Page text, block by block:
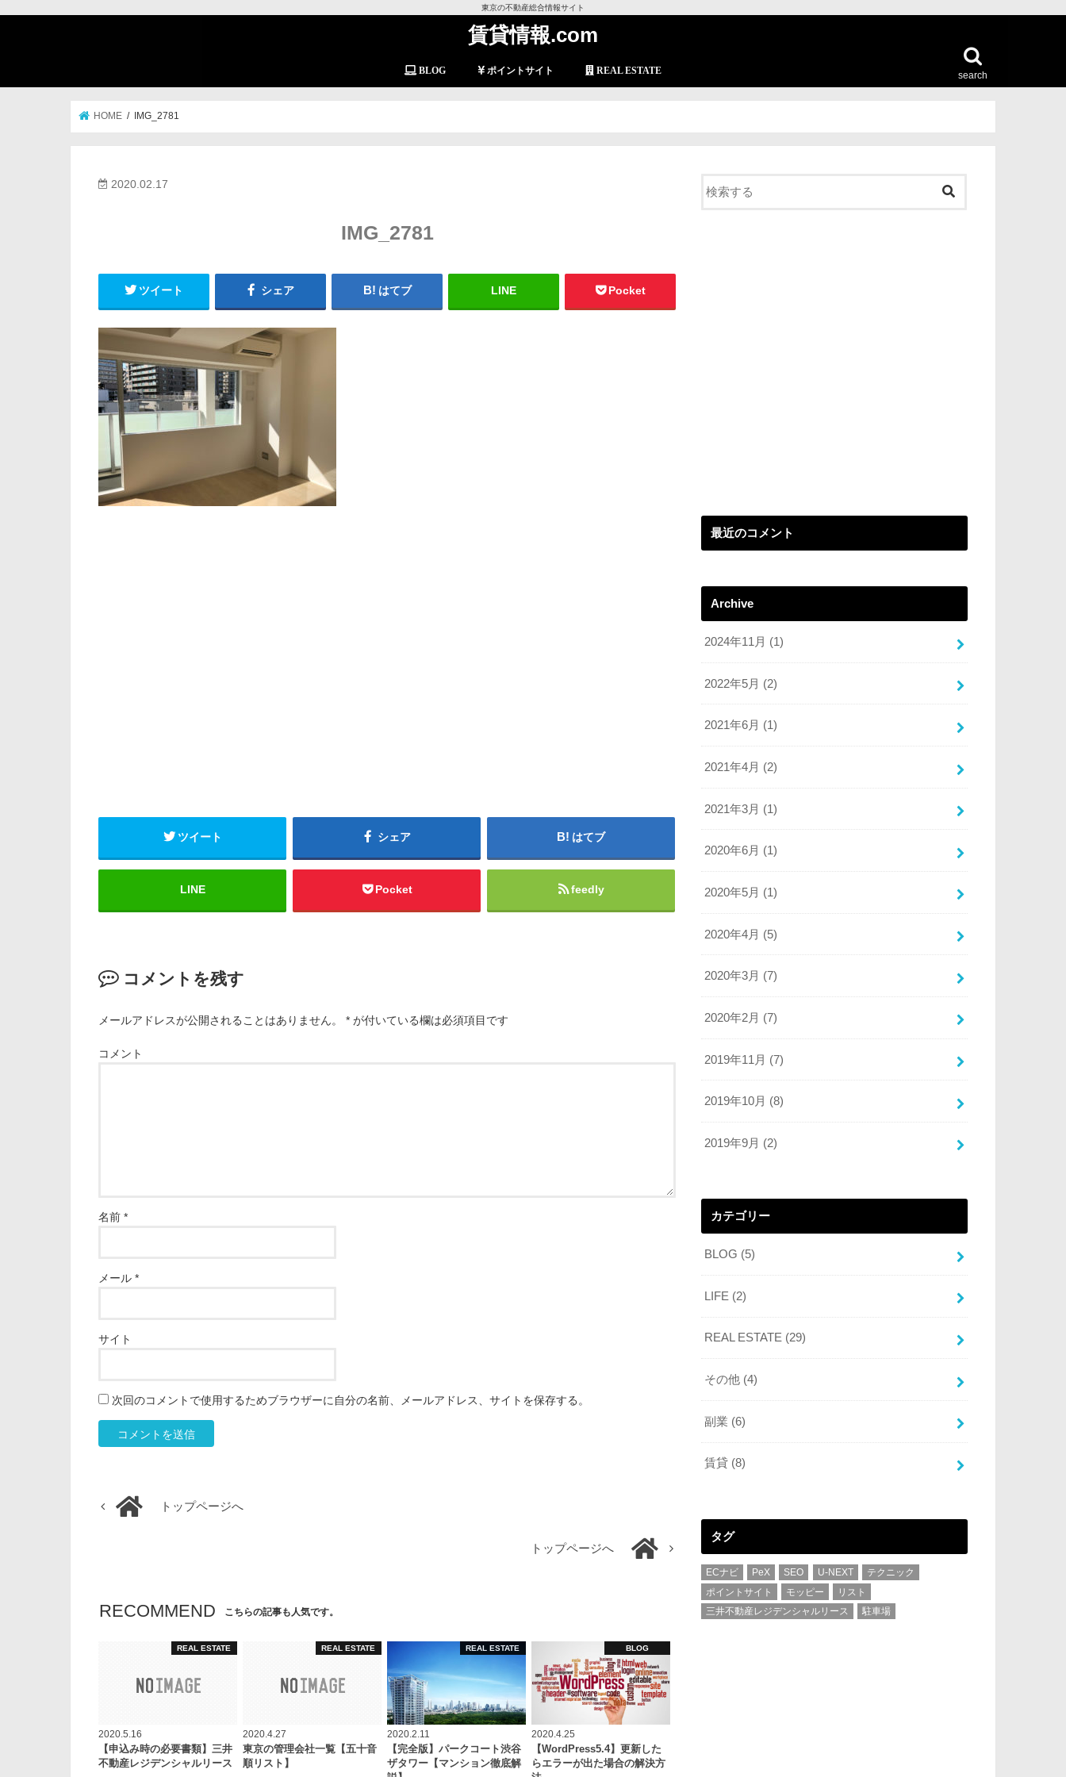
東京の不動産総合情報サイト
賃貸情報.com
search
BLOG ポイントサイト REAL ESTATE
HOME IMG_2781
2020.02.17
IMG_2781
ツイート シェア はてブ LINE Pocket
ツイート シェア はてブ
LINE Pocket feedly
コメントを残す
メールアドレスが公開されることはありません。 * が付いている欄は必須項目です
コメント
名前 *
メール *
サイト
次回のコメントで使用するためブラウザーに自分の名前、メールアドレス、サイトを保存する。
トップページへ
トップページへ
RECOMMEND こちらの記事も人気です。
REAL ESTATE
2020.5.16
【申込み時の必要書類】三井
不動産レジデンシャルリース
REAL ESTATE
2020.4.27
東京の管理会社一覧【五十音
順リスト】
REAL ESTATE
2020.2.11
【完全版】パークコート渋谷
ザタワー【マンション徹底解
BLOG
2020.4.25
【WordPress5.4】更新した
らエラーが出た場合の解決方
最近のコメント
Archive
2024年11月 (1)
2022年5月 (2)
2021年6月 (1)
2021年4月 (2)
2021年3月 (1)
2020年6月 (1)
2020年5月 (1)
2020年4月 (5)
2020年3月 (7)
2020年2月 (7)
2019年11月 (7)
2019年10月 (8)
2019年9月 (2)
カテゴリー
BLOG (5)
LIFE (2)
REAL ESTATE (29)
その他 (4)
副業 (6)
賃貸 (8)
タグ
ECナビ PeX SEO U-NEXT
テクニック
ポイントサイト
モッピー
リスト
三井不動産レジデンシャルリース
駐車場